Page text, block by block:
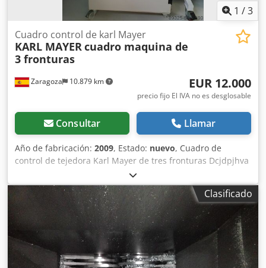
1 /3
Zaragoza 10.879 km
Cuadro control de karl Mayer
KARL MAYERcuadro maquina de
3 fronturas
EUR 12.000
precio fijo El IVA no es desglosable
Consultar Llamar
Año de fabricación: 2009, Estado: nuevo, Cuadro de
control de tejedora Karl Mayer de tres fronturas Dcjdpjhva
Twsfx Anvjk Tambien disponemos de los 3 servomotores
Clasificado